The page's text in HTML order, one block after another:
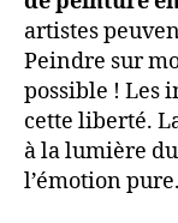
artistes
Peindre sur
possible ! Les
cette liberté.
à la lumière
l’émotion pure.